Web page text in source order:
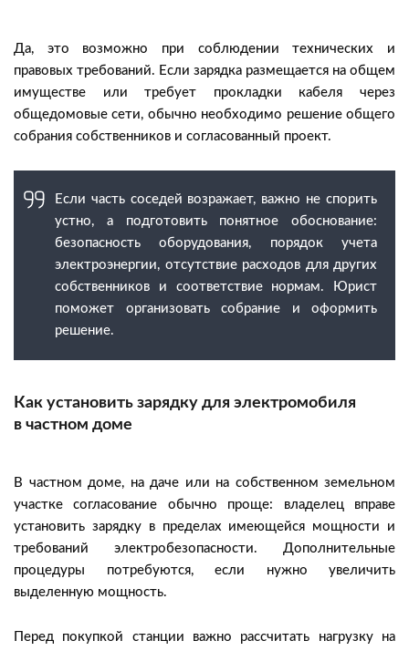
Да, это возможно при соблюдении технических и
правовых требований. Если зарядка размещается на общем
имуществе или требует прокладки кабеля через
общедомовые сети, обычно необходимо решение общего
собрания собственников и согласованный проект.
Если часть соседей возражает, важно не спорить
устно, а подготовить понятное обоснование:
безопасность оборудования, порядок учета
электроэнергии, отсутствие расходов для других
собственников и соответствие нормам. Юрист
поможет организовать собрание и оформить
решение.
Как установить зарядку для электромобиля
в частном доме
В частном доме, на даче или на собственном земельном
участке согласование обычно проще: владелец вправе
установить зарядку в пределах имеющейся мощности и
требований электробезопасности. Дополнительные
процедуры потребуются, если нужно увеличить
выделенную мощность.
Перед покупкой станции важно рассчитать нагрузку на